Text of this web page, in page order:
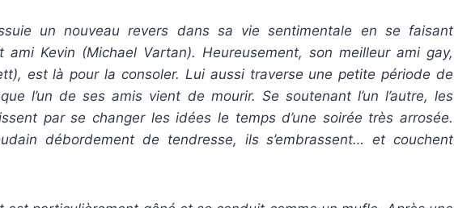
un nouveau revers dans sa vie sentimentale en se faisant
ami Kevin (Michael Vartan). Heureusement, son meilleur ami gay,
est là pour la consoler. Lui aussi traverse une petite période de
l’un de ses amis vient de mourir. Se soutenant l’un l’autre, les
par se changer les idées le temps d’une soirée très arrosée.
débordement de tendresse, ils s’embrassent… et couchent